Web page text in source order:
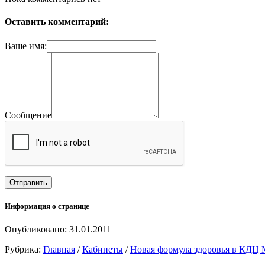
Оставить комментарий:
Ваше имя:
Сообщение
Информация о странице
Опубликовано: 31.01.2011
Рубрика: Главная /Кабинеты /Новая формула здоровья в КДЦ